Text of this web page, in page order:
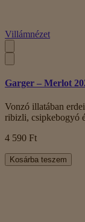
Villámnézet
Garger – Merlot
Vonzó illatában
ribizli, csipkebogyó
4 590 Ft
Kosárba teszem